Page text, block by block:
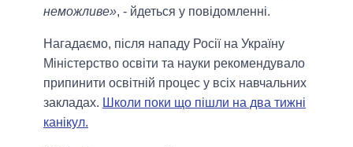
неможливе», - йдеться у повідомленні.
Нагадаємо, після нападу Росії на Україну
Міністерство освіти та науки рекомендувало
припинити освітній процес у всіх навчальних
закладах. Школи поки що пішли на два тижні
канікул.